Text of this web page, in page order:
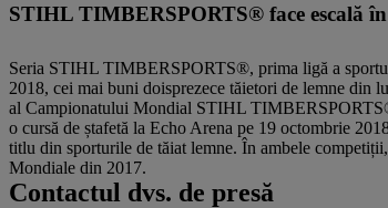
STIHL TIMBERSPORTS® face escală
Seria STIHL TIMBERSPORTS®, prima ligă a
2018, cei mai buni doisprezece tăietori de lemne din
al Campionatului Mondial STIHL
o cursă de ștafetă la Echo Arena pe 19 octombrie
titlu din sporturile de tăiat lemne. În ambele
Mondiale din 2017.
Contactul dvs. de presă